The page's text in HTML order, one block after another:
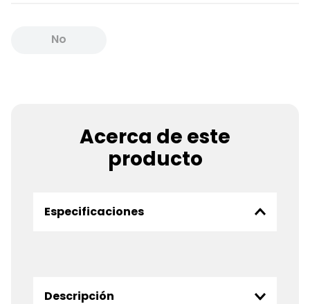
No
Acerca de este
producto
Especificaciones
Descripción